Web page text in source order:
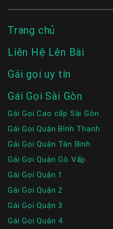
Trang chủ
Liên Hệ Lên Bài
Gái gọi uy tín
Gái Gọi Sài Gòn
Gái Gọi Cao cấp Sài Gòn
Gái Gọi Quận Bình Thạnh
Gái Gọi Quận Tân Bình
Gái Gọi Quận Gò Vấp
Gái Gọi Quận 1
Gái Gọi Quận 2
Gái Gọi Quận 3
Gái Gọi Quận 4